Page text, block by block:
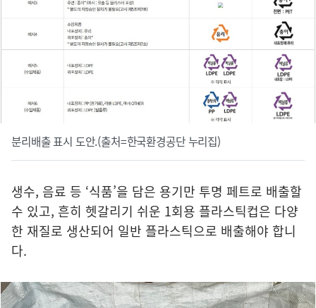
분리배출 표시 도안.(출처=한국환경공단 누리집)
생수, 음료 등 ‘식품’을 담은 용기만 투명 페트로 배출할
수 있고, 흔히 헷갈리기 쉬운 1회용 플라스틱컵은 다양
한 재질로 생산되어 일반 플라스틱으로 배출해야 합니
다.